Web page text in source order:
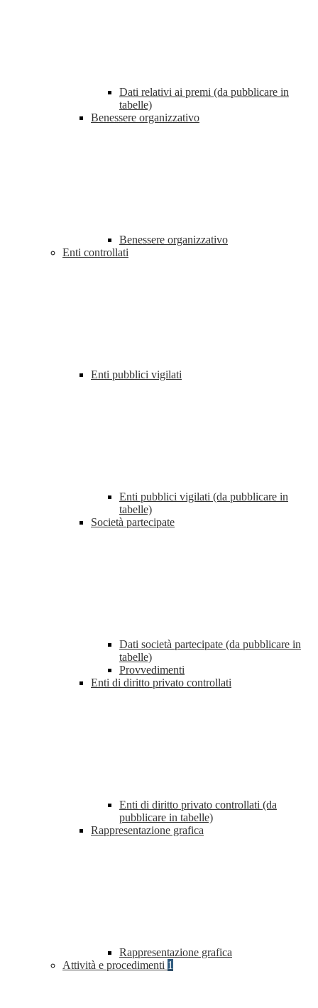
Dati relativi ai premi (da pubblicare in
tabelle)
Benessere organizzativo
Benessere organizzativo
Enti controllati
Enti pubblici vigilati
Enti pubblici vigilati (da pubblicare in
tabelle)
Società partecipate
Dati società partecipate (da pubblicare in
tabelle)
Provvedimenti
Enti di diritto privato controllati
Enti di diritto privato controllati (da
pubblicare in tabelle)
Rappresentazione grafica
Rappresentazione grafica
Attività e procedimenti 1